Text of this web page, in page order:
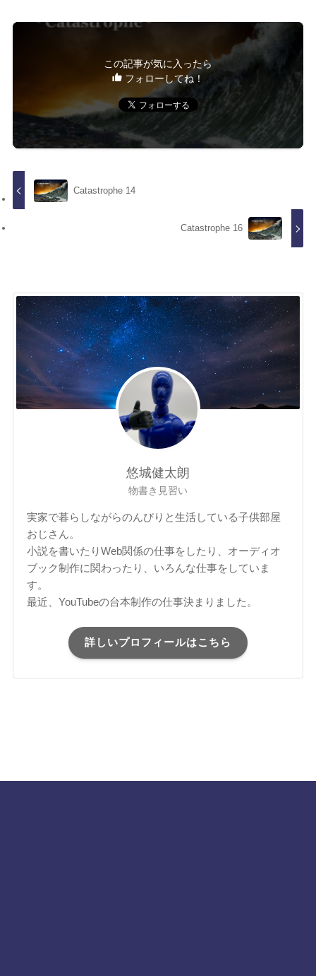
この記事が気に入ったら
フォローしてね！
Catastrophe 14
Catastrophe 16
悠城健太朗
物書き見習い
実家で暮らしながらのんびりと生活している子供部屋
おじさん。
小説を書いたりWeb関係の仕事をしたり、オーディオ
ブック制作に関わったり、いろんな仕事をしていま
す。
最近、YouTubeの台本制作の仕事決まりました。
詳しいプロフィールはこちら